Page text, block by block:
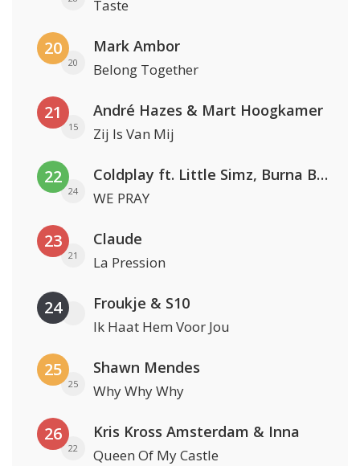
Taste
20
20
Mark Ambor
Belong Together
21
15
André Hazes & Mart Hoogkamer
Zij Is Van Mij
22
24
Coldplay ft. Little Simz, Burna Boy, Elyanna & Tini
WE PRAY
23
21
Claude
La Pression
24 Froukje & S10
Ik Haat Hem Voor Jou
25
25
Shawn Mendes
Why Why Why
26
22
Kris Kross Amsterdam & Inna
Queen Of My Castle